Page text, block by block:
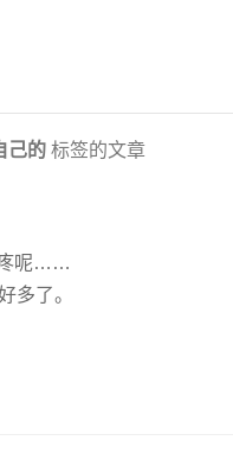
己的 标签的文章
疼呢……
多了。